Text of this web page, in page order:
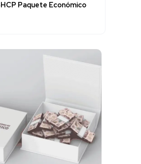
Paquete Económico